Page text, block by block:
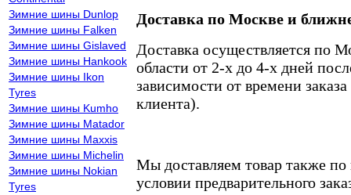
Зимние шины Dunlop
Зимние шины Falken
Зимние шины Gislaved
Зимние шины Hankook
Зимние шины Ikon
Tyres
Зимние шины Kumho
Зимние шины Matador
Зимние шины Maxxis
Зимние шины Michelin
Зимние шины Nokian
Tyres
Доставка по Москве и
Доставка осуществляется по
области от 2-х до 4-х дней
зависимости от времени
клиента).
Мы доставляем товар также
условии предварительного